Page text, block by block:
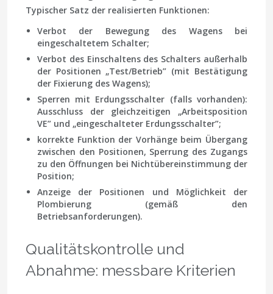
Typischer Satz der realisierten Funktionen:
Verbot der Bewegung des Wagens bei
eingeschaltetem Schalter;
Verbot des Einschaltens des Schalters außerhalb
der Positionen „Test/Betrieb” (mit Bestätigung
der Fixierung des Wagens);
Sperren mit Erdungsschalter (falls vorhanden):
Ausschluss der gleichzeitigen „Arbeitsposition
VE” und „eingeschalteter Erdungsschalter”;
korrekte Funktion der Vorhänge beim Übergang
zwischen den Positionen, Sperrung des Zugangs
zu den Öffnungen bei Nichtübereinstimmung der
Position;
Anzeige der Positionen und Möglichkeit der
Plombierung (gemäß den
Betriebsanforderungen).
Qualitätskontrolle und
Abnahme: messbare Kriterien